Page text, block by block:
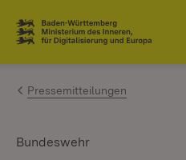
Zum Inhalt springen
Link zur Startseite
Pressemitteilungen
Bundeswehr